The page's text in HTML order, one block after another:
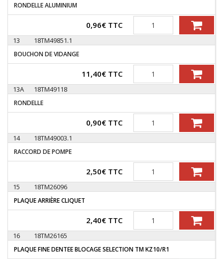
RONDELLE ALUMINIUM
0,96€ TTC Quantité
13 18TM49851.1
BOUCHON DE VIDANGE
11,40€ TTC Quantité
13A 18TM49118
RONDELLE
0,90€ TTC Quantité
14 18TM49003.1
RACCORD DE POMPE
2,50€ TTC Quantité
15 18TM26096
PLAQUE ARRIÈRE CLIQUET
2,40€ TTC Quantité
16 18TM26165
PLAQUE FINE DENTEE BLOCAGE SELECTION TM KZ10/R1